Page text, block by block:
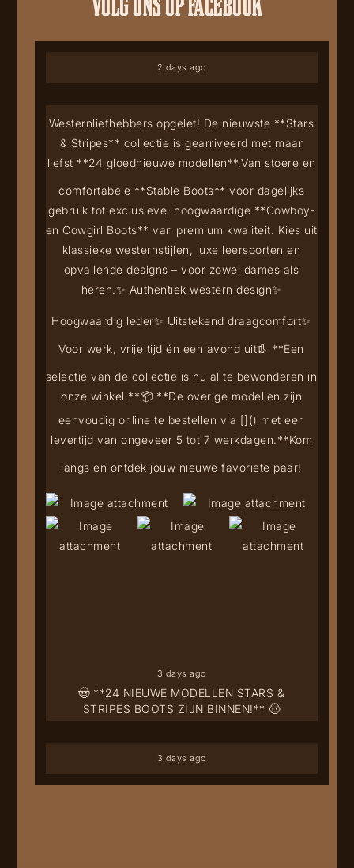
2 days ago
🤠 **24 NIEUWE MODELLEN STARS &
STRIPES BOOTS ZIJN BINNEN!** 🤠
Westernliefhebbers opgelet! De nieuwste **Stars
& Stripes** collectie is gearriveerd met maar
liefst **24 gloednieuwe modellen**.Van stoere en
comfortabele **Stable Boots** voor dagelijks
gebruik tot exclusieve, hoogwaardige **Cowboy-
en Cowgirl Boots** van premium kwaliteit. Kies uit
klassieke westernstijlen, luxe leersoorten en
opvallende designs – voor zowel dames als
heren.✨ Authentiek western design✨
Hoogwaardig leder✨ Uitstekend draagcomfort✨
Voor werk, vrije tijd én een avond uit👢 **Een
selectie van de collectie is nu al te bewonderen in
onze winkel.**📦 **De overige modellen zijn
eenvoudig online te bestellen via []() met een
levertijd van ongeveer 5 tot 7 werkdagen.**Kom
langs en ontdek jouw nieuwe favoriete paar!
3 days ago
3 days ago